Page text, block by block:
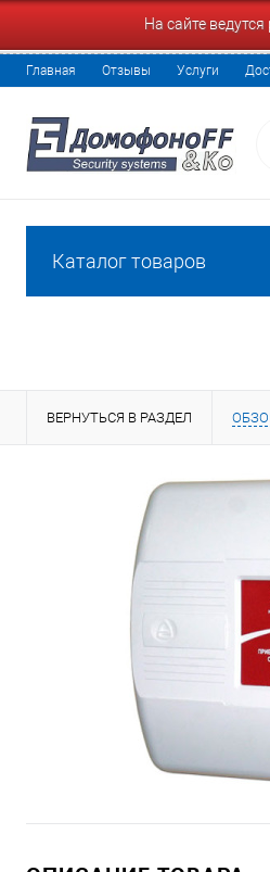
На сайте
Главная Отзывы Услуги
Каталог товаров
ВЕРНУТЬСЯ В РАЗДЕЛ